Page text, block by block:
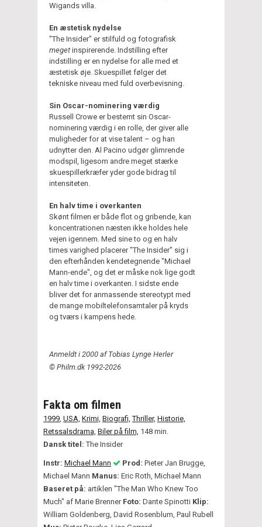
Wigands villa.
En æstetisk nydelse
"The Insider" er stilfuld og fotografisk
meget inspirerende. Indstilling efter
indstilling er en nydelse for alle med et
æstetisk øje. Skuespillet følger det
tekniske niveau med fuld overbevisning.
Sin Oscar-nominering værdig
Russell Crowe er bestemt sin Oscar-
nominering værdig i en rolle, der giver alle
muligheder for at vise talent – og han
udnytter den. Al Pacino udgør glimrende
modspil, ligesom andre meget stærke
skuespillerkræfer yder gode bidrag til
intensiteten.
En halv time i overkanten
Skønt filmen er både flot og gribende, kan
koncentrationen næsten ikke holdes hele
vejen igennem. Med sine to og en halv
times varighed placerer "The Insider" sig i
den efterhånden kendetegnende "Michael
Mann-ende", og det er måske nok lige godt
en halv time i overkanten. I sidste ende
bliver det for anmassende stereotypt med
de mange mobiltelefonsamtaler på kryds
og tværs i kampens hede.
Anmeldt i 2000 af Tobias Lynge Herler
© Philm.dk 1992-2026
Fakta om filmen
1999 USA, Krimi, Biografi, Thriller, Historie,
Retssalsdrama, Biler på film, 148 min.
Dansk titel:The Insider
Instr: Michael Mann Prod: Pieter Jan Brugge,
Michael Mann Manus: Eric Roth, Michael Mann
Baseret på: artiklen "The Man Who Knew Too
Much" af Marie Brenner Foto: Dante Spinotti Klip:
William Goldenberg, David Rosenblum, Paul Rubell